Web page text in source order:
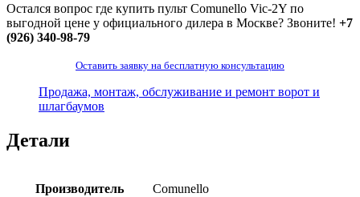
Остался вопрос где купить пульт Comunello Vic-2Y по
выгодной цене у официального дилера в Москве? Звоните! +7
(926) 340-98-79
Оставить заявку на бесплатную консультацию
Продажа, монтаж, обслуживание и ремонт ворот и
шлагбаумов
Детали
Производитель Comunello